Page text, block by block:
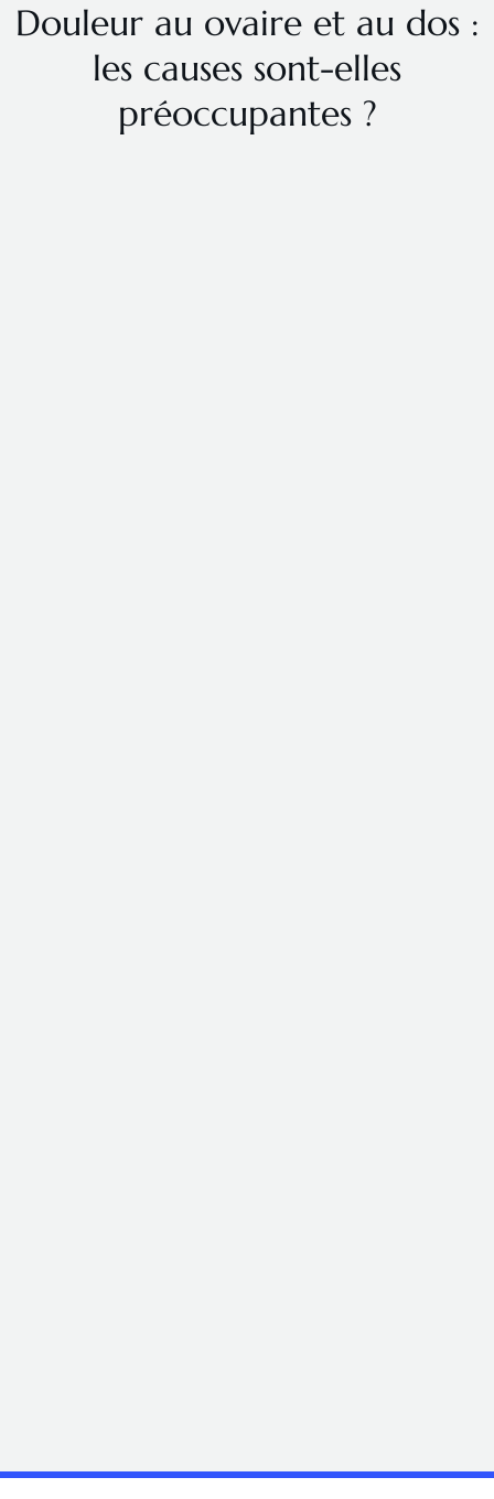
Douleur au ovaire et au dos :
les causes sont-elles
préoccupantes ?